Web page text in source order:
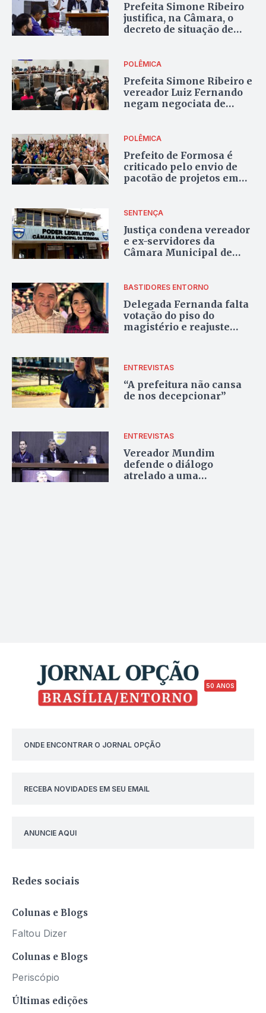
Prefeita Simone Ribeiro
justifica, na Câmara, o
decreto de situação de
POLÊMICA
Prefeita Simone Ribeiro e
vereador Luiz Fernando
negam negociata de
POLÊMICA
Prefeito de Formosa é
criticado pelo envio de
pacotão de projetos em
SENTENÇA
Justiça condena vereador
e ex-servidores da
Câmara Municipal de
BASTIDORES ENTORNO
Delegada Fernanda falta
votação do piso do
magistério e reajuste
ENTREVISTAS
“A prefeitura não cansa
de nos decepcionar”
ENTREVISTAS
Vereador Mundim
defende o diálogo
atrelado a uma
50 ANOS
ONDE ENCONTRAR O JORNAL OPÇÃO
RECEBA NOVIDADES EM SEU EMAIL
ANUNCIE AQUI
Redes sociais
Colunas e Blogs
Faltou Dizer
Colunas e Blogs
Periscópio
Últimas edições